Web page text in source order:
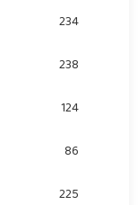
234
238
124
86
225